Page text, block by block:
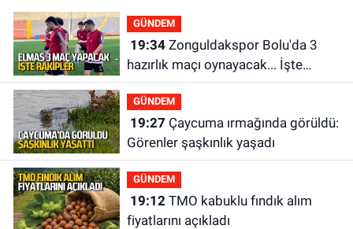
GÜNDEM
19:34Zonguldakspor Bolu'da 3
hazırlık maçı oynayacak... İşte
rakipler...
GÜNDEM
19:27
Görenler şaşkınlık yaşadı
GÜNDEM
19:12TMO kabuklu fındık alım
fiyatlarını açıkladı